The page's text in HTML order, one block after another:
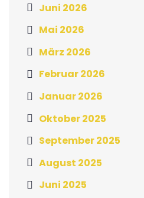
Juni 2026
Mai 2026
März 2026
Februar 2026
Januar 2026
Oktober 2025
September 2025
August 2025
Juni 2025